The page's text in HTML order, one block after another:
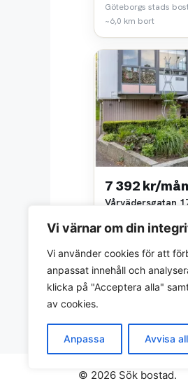
Vi värnar om din
Vi använder cookies för att
anpassat innehåll och
klicka på "Acceptera alla"
av cookies.
Anpassa Avvisa
Göteborgs stads
~6,0 km bort
7 392 kr/mån
Vårvädersgatan
Göteborgs stads
© 2026 Sök bostad.